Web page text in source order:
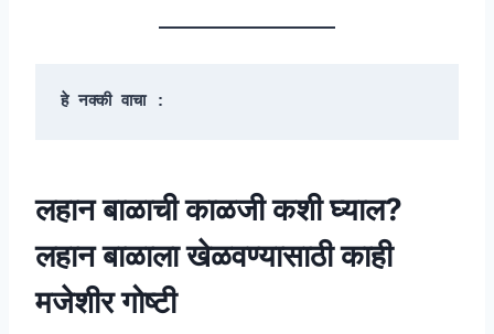
हे नक्की वाचा :
लहान बाळाची काळजी कशी घ्याल?
लहान बाळाला खेळवण्यासाठी काही
मजेशीर गोष्टी